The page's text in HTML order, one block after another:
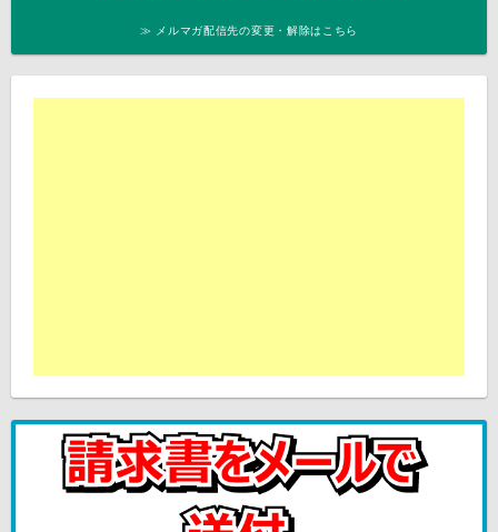
≫ メルマガ配信先の変更・解除はこちら